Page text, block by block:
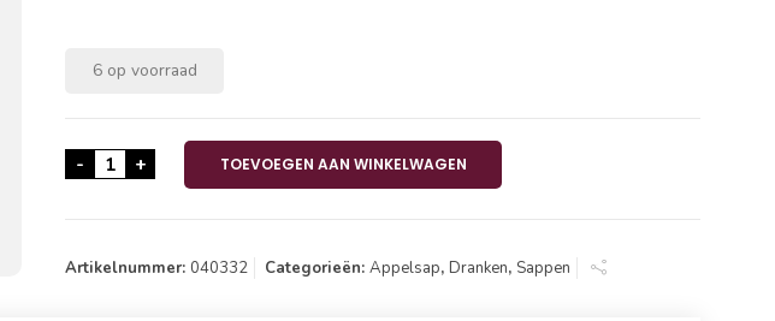
6 op voorraad
- Minute Maid Appelsap Nectar BLIK 24x33 cl aantal
+ TOEVOEGEN AAN WINKELWAGEN
Artikelnummer: 040332 Categorieën:Appelsap,Dranken, Sappen